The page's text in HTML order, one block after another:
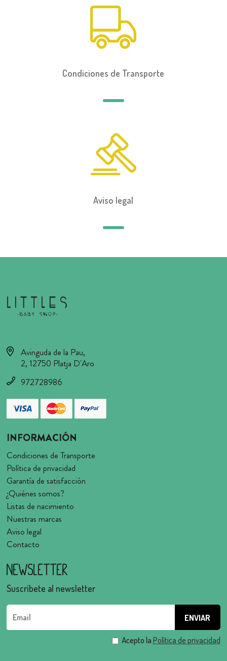
Condiciones de Transporte
Aviso legal
Avinguda de la Pau,
2, 12750 Platja D'Aro
972728986
INFORMACIÓN
Condiciones de Transporte
Política de privacidad
Garantía de satisfacción
¿Quiénes somos?
Listas de nacimiento
Nuestras marcas
Aviso legal
Contacto
Newsletter
Suscríbete al newsletter
Acepto la Política de privacidad